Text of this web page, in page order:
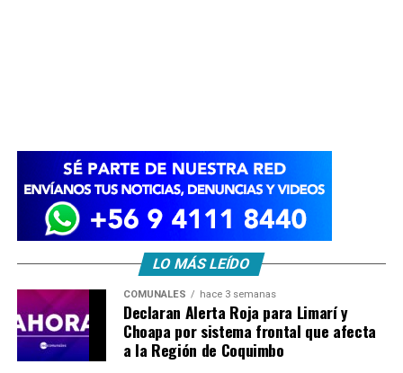
LO MÁS LEÍDO
COMUNALES hace 3 semanas
Declaran Alerta Roja para Limarí y
Choapa por sistema frontal que afecta
a la Región de Coquimbo